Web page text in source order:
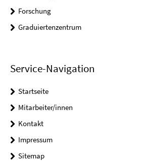
Forschung
Graduiertenzentrum
Service-Navigation
Startseite
Mitarbeiter/innen
Kontakt
Impressum
Sitemap